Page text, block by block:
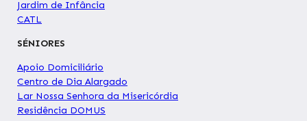
Jardim de Infância
CATL
SÉNIORES
Apoio Domiciliário
Centro de Dia Alargado
Lar Nossa Senhora da Misericórdia
Residência DOMUS